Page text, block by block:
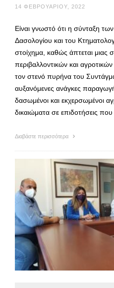
14 ΦΕΒΡΟΥΑΡΊΟΥ, 2022
Είναι γνωστό ότι η σύνταξη
Δασολογίου και του
στοίχημα, καθώς άπτεται μιας
περιβαλλοντικών και
τον στενό πυρήνα του
αυξανόμενες ανάγκες
δασωμένοι και εκχερσωμένοι
δικαιώματα σε επιδοτήσεις
Διαβάστε περισσότερα